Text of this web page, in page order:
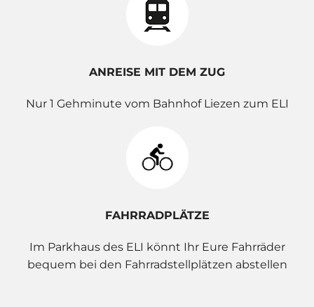
ANREISE MIT DEM ZUG
Nur 1 Gehminute vom Bahnhof Liezen zum ELI
FAHRRADPLÄTZE
Im Parkhaus des ELI könnt Ihr Eure Fahrräder
bequem bei den Fahrradstellplätzen abstellen